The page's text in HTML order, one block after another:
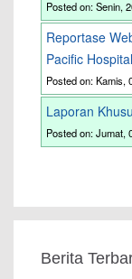
Posted on: Senin,
Reportase
Pacific
Posted on: Kamis,
Laporan
Posted on: Jumat,
Berita